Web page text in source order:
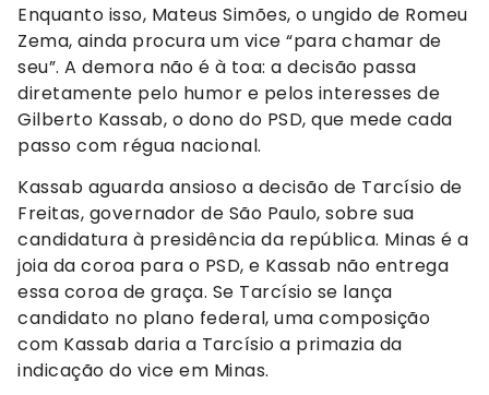
Enquanto isso, Mateus Simões, o ungido de Romeu
Zema, ainda procura um vice “para chamar de
seu”. A demora não é à toa: a decisão passa
diretamente pelo humor e pelos interesses de
Gilberto Kassab, o dono do PSD, que mede cada
passo com régua nacional.
Kassab aguarda ansioso a decisão de Tarcísio de
Freitas, governador de São Paulo, sobre sua
candidatura à presidência da república. Minas é a
joia da coroa para o PSD, e Kassab não entrega
essa coroa de graça. Se Tarcísio se lança
candidato no plano federal, uma composição
com Kassab daria a Tarcísio a primazia da
indicação do vice em Minas.